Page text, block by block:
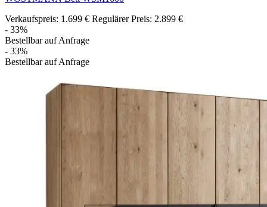
Verkaufspreis: 1.699 € Regulärer Preis: 2.899 €
- 33%
Bestellbar auf Anfrage
- 33%
Bestellbar auf Anfrage